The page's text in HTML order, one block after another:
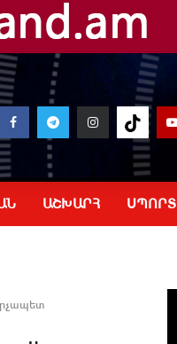
ԱՇԽԱՐՀ ՍՊՈՐՏ